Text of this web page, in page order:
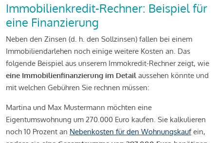
Immobilienkredit-Rechner: Beispiel für
eine Finanzierung
Neben den Zinsen (d. h. den Sollzinsen) fallen bei einem
Immobiliendarlehen noch einige weitere Kosten an. Das
folgende Beispiel aus unserem Immokredit-Rechner zeigt, wie
eine Immobilienfinanzierung im Detail aussehen könnte und
mit welchen Gebühren Sie rechnen müssen:
Martina und Max Mustermann möchten eine
Eigentumswohnung um 270.000 Euro kaufen. Sie kalkulieren
noch 10 Prozent an Nebenkosten für den Wohnungskaufein,